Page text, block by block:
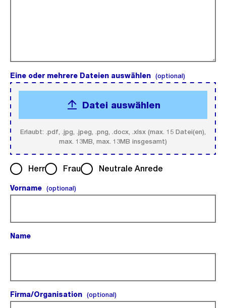
Eine oder mehrere Dateien auswählen (optional)(optional).
Datei auswählen
Erlaubt: .pdf, .jpg, .jpeg, .png, .docx, .xlsx (max. 15 Datei(en),
max. 13MB, max. 13MB insgesamt)
Herr Frau Neutrale Anrede
Vorname (optional)(optional).
Name
Firma/Organisation (optional)(optional).